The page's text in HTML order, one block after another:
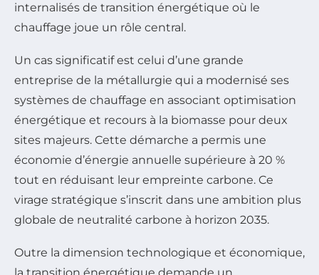
internalisés de transition énergétique où le
chauffage joue un rôle central.
Un cas significatif est celui d’une grande
entreprise de la métallurgie qui a modernisé ses
systèmes de chauffage en associant optimisation
énergétique et recours à la biomasse pour deux
sites majeurs. Cette démarche a permis une
économie d’énergie annuelle supérieure à 20 %
tout en réduisant leur empreinte carbone. Ce
virage stratégique s’inscrit dans une ambition plus
globale de neutralité carbone à horizon 2035.
Outre la dimension technologique et économique,